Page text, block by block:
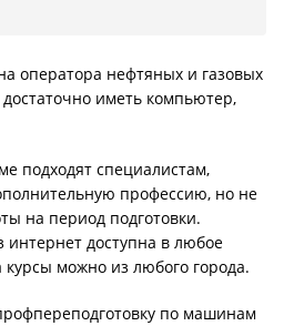
оператора нефтяных и газовых
иметь компьютер,
подходят специалистам,
профессию, но не
на период подготовки.
доступна в любое
курсы можно из любого города.
по машинам